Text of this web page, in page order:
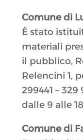
Comune di
È stato
materiali
il pubblico,
Relencini 1,
299441 –
dalle 9 alle 18
Comune di